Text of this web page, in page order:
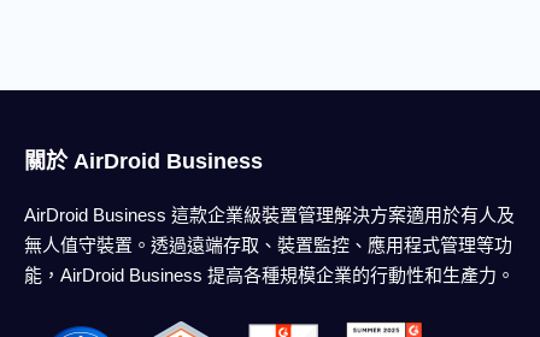
關於 AirDroid Business
AirDroid Business 這款企業級裝置管理解決方案適用於有人及
無人值守裝置。透過遠端存取、裝置監控、應用程式管理等功
能，AirDroid Business 提高各種規模企業的行動性和生產力。